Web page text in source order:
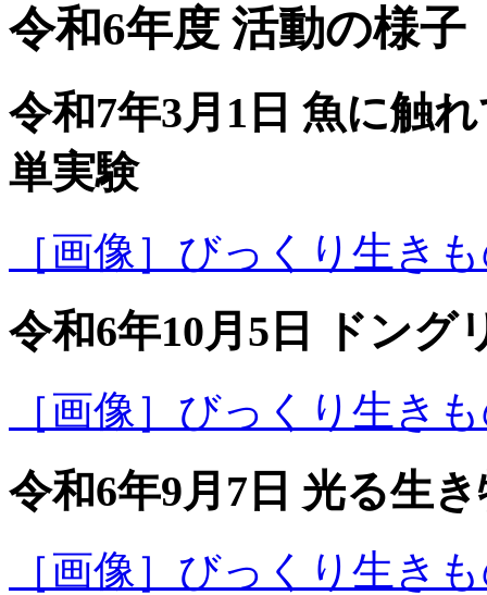
令和6年度 活動の様子
令和7年3月1日 魚に触
単実験
［画像］びっくり生き
令和6年10月5日 ドング
［画像］びっくり生き
令和6年9月7日 光る生
［画像］びっくり生き